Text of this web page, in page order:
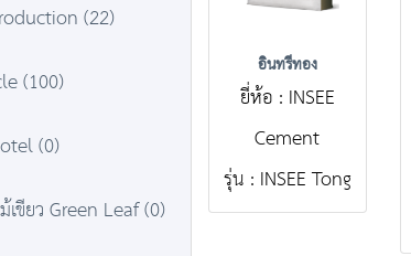
(22)
(100)
(0)
เขียว Green Leaf (0)
อินทรีทอง
ยี่ห้อ : INSEE
Cement
รุ่น : INSEE Tong